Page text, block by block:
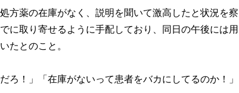
方薬の在庫がなく、説明を聞いて激高したと状況を察
に取り寄せるように手配しており、同日の午後には用
たとのこと。
！」「在庫がないって患者をバカにしてるのか！」